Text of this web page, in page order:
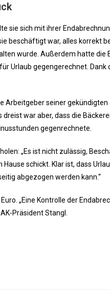
sie sich mit ihrer
beschäftigt war, alles korrekt
wurde. Außerdem hatte die
Urlaub gegengerechnet. Dank
Arbeitgeber seiner gekündigten
war aber, dass die
gegenrechnete.
„Es ist nicht zulässig,
schickt. Klar ist, dass
abgezogen werden kann.“
„Eine Kontrolle der
Präsident Stangl.